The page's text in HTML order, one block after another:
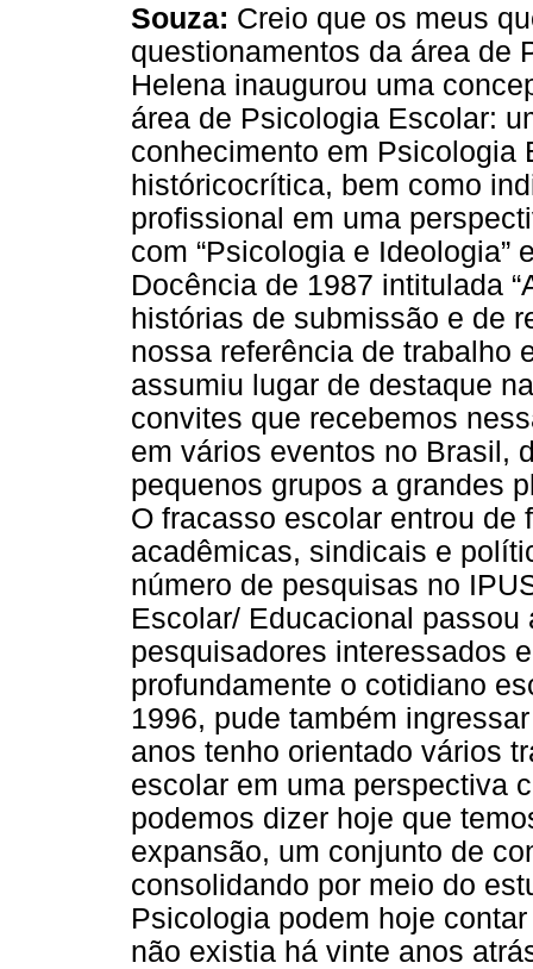
Souza: Creio que os meus
questionamentos da área de
Helena inaugurou uma
área de Psicologia Escolar:
conhecimento em Psicologia
históricocrítica, bem como
profissional em uma
com “Psicologia e Ideologia”
Docência de 1987 intitulada
histórias de submissão e de
nossa referência de trabalho
assumiu lugar de destaque
convites que recebemos
em vários eventos no Brasil,
pequenos grupos a grandes
O fracasso escolar entrou
acadêmicas, sindicais e
número de pesquisas no
Escolar/ Educacional
pesquisadores interessados
profundamente o cotidiano
1996, pude também
anos tenho orientado vários
escolar em uma perspectiva
podemos dizer hoje que
expansão, um conjunto de
consolidando por meio do
Psicologia podem hoje
não existia há vinte anos